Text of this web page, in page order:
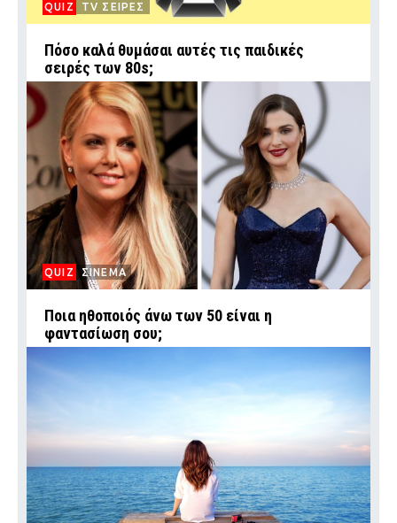
QUIZ TV ΣΕΙΡΕΣ
Πόσο καλά θυμάσαι αυτές τις παιδικές
σειρές των 80s;
QUIZ ΣΙΝΕΜΑ
Ποια ηθοποιός άνω των 50 είναι η
φαντασίωση σου;